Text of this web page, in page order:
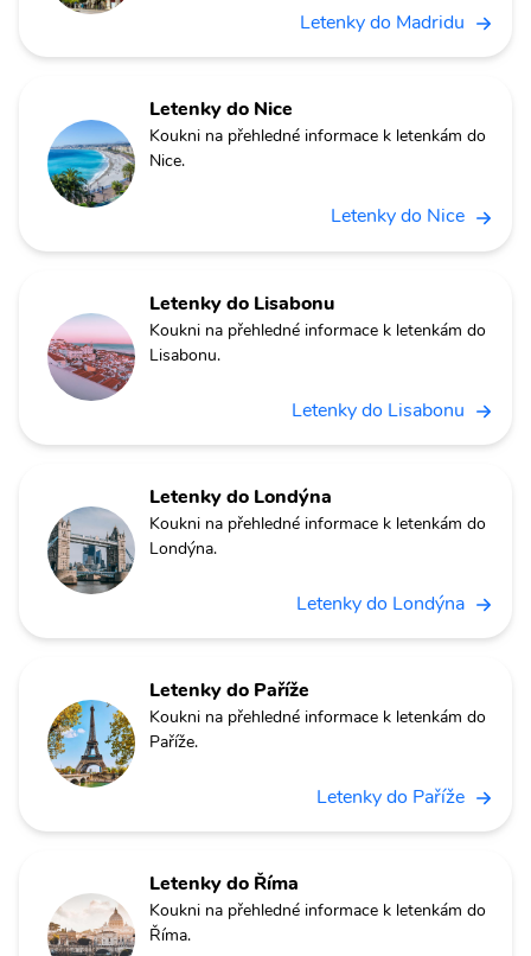
Letenky do Madridu
Letenky do Nice
Koukni na přehledné informace k letenkám do
Nice.
Letenky do Nice
Letenky do Lisabonu
Koukni na přehledné informace k letenkám do
Lisabonu.
Letenky do Lisabonu
Letenky do Londýna
Koukni na přehledné informace k letenkám do
Londýna.
Letenky do Londýna
Letenky do Paříže
Koukni na přehledné informace k letenkám do
Paříže.
Letenky do Paříže
Letenky do Říma
Koukni na přehledné informace k letenkám do
Říma.